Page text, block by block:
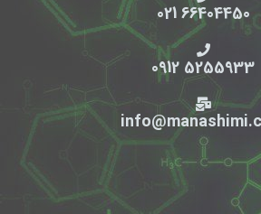
66404450 021
5255933 0912